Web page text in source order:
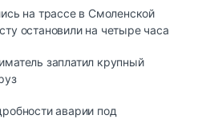
на трассе в Смоленской
остановили на четыре часа
заплатил крупный
аварии под